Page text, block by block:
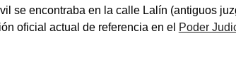
se encontraba en la calle Lalín (antiguos
oficial actual de referencia en el Poder